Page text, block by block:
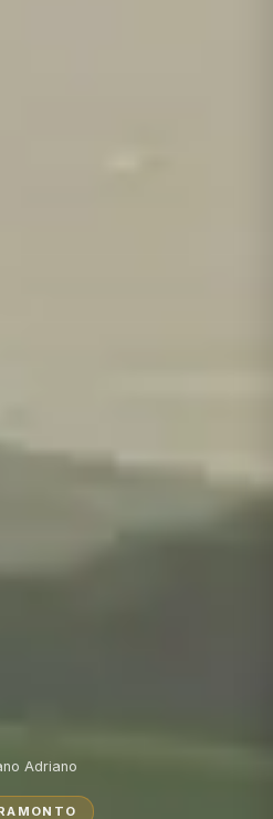
Adriano